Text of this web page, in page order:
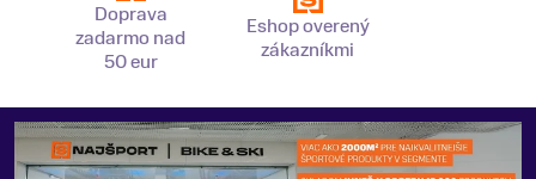
Doprava
zadarmo nad
50 eur
Eshop overený
zákazníkmi